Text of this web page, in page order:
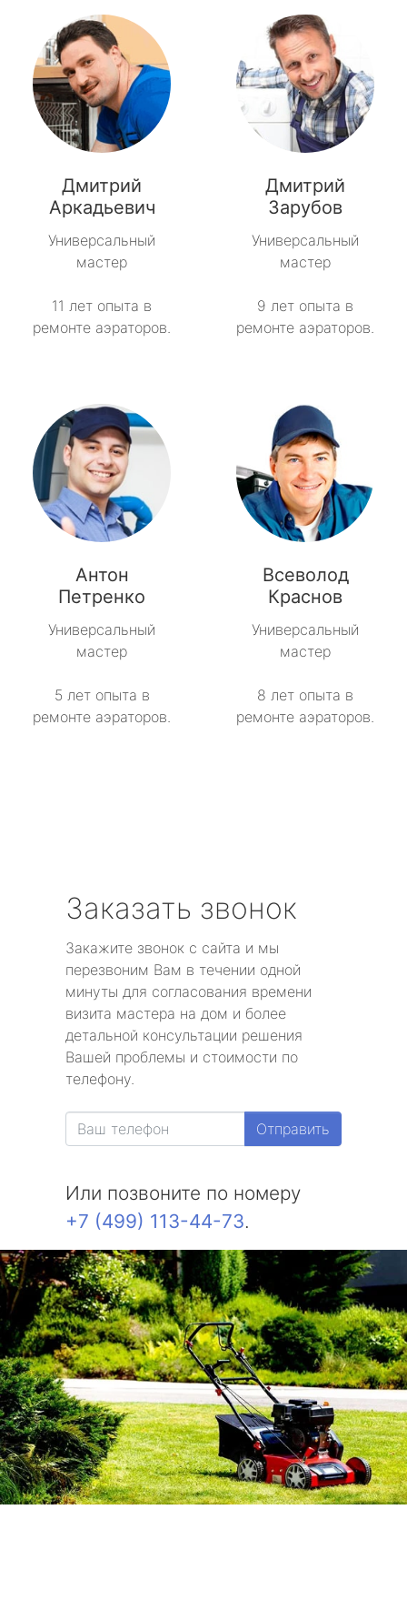
Дмитрий
Аркадьевич
Универсальный
мастер
11 лет опыта в
ремонте аэраторов.
Дмитрий
Зарубов
Универсальный
мастер
9 лет опыта в
ремонте аэраторов.
Антон
Петренко
Универсальный
мастер
5 лет опыта в
ремонте аэраторов.
Всеволод
Краснов
Универсальный
мастер
8 лет опыта в
ремонте аэраторов.
Заказать звонок
Закажите звонок с сайта и мы
перезвоним Вам в течении одной
минуты для согласования времени
визита мастера на дом и более
детальной консультации решения
Вашей проблемы и стоимости по
телефону.
Отправить
Или позвоните по номеру
+7 (499) 113-44-73.